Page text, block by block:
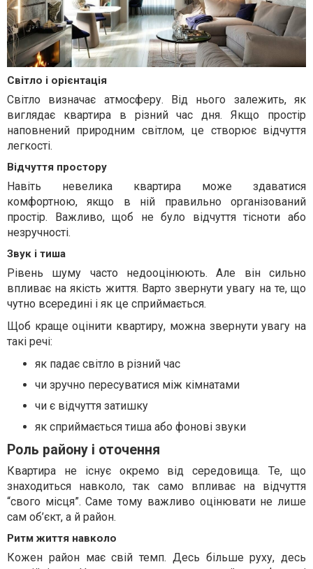
Світло і орієнтація
Світло визначає атмосферу. Від нього залежить, як
виглядає квартира в різний час дня. Якщо простір
наповнений природним світлом, це створює відчуття
легкості.
Відчуття простору
Навіть невелика квартира може здаватися
комфортною, якщо в ній правильно організований
простір. Важливо, щоб не було відчуття тісноти або
незручності.
Звук і тиша
Рівень шуму часто недооцінюють. Але він сильно
впливає на якість життя. Варто звернути увагу на те, що
чутно всередині і як це сприймається.
Щоб краще оцінити квартиру, можна звернути увагу на
такі речі:
як падає світло в різний час
чи зручно пересуватися між кімнатами
чи є відчуття затишку
як сприймається тиша або фонові звуки
Роль району і оточення
Квартира не існує окремо від середовища. Те, що
знаходиться навколо, так само впливає на відчуття
“свого місця”. Саме тому важливо оцінювати не лише
сам об’єкт, а й район.
Ритм життя навколо
Кожен район має свій темп. Десь більше руху, десь